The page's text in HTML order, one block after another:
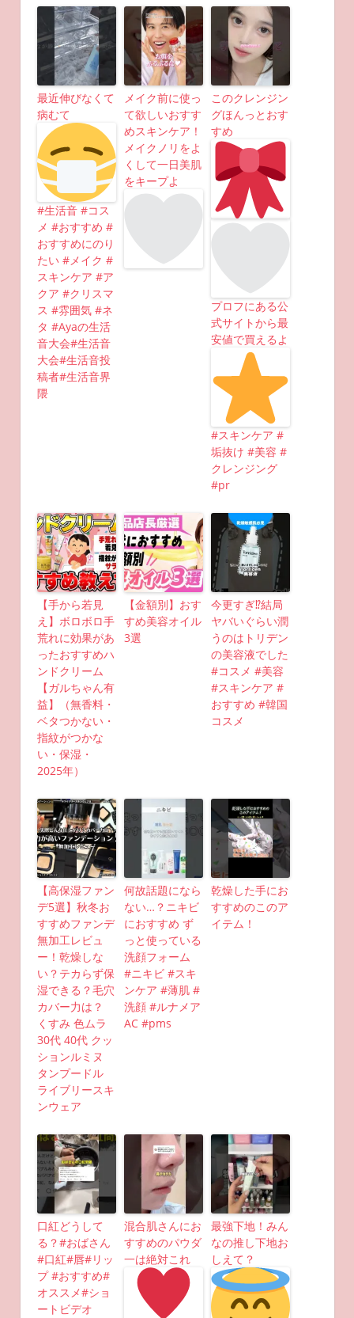
最近伸びなくて
病むて
#生活音 #コス
メ #おすすめ #
おすすめにのり
たい #メイク #
スキンケア #ア
クア #クリスマ
ス #雰囲気 #ネ
タ #Ayaの生活
音大会#生活音
大会#生活音投
稿者#生活音界
隈
メイク前に使っ
て欲しいおすす
めスキンケア！
メイクノリをよ
くして一日美肌
をキープよ
このクレンジン
グほんっとおす
すめ
プロフにある公
式サイトから最
安値で買えるよ
#スキンケア #
垢抜け #美容 #
クレンジング
#pr
【手から若見
え】ボロボロ手
荒れに効果があ
ったおすすめハ
ンドクリーム
【ガルちゃん有
益】（無香料・
ベタつかない・
指紋がつかな
い・保湿・
2025年）
【金額別】おす
すめ美容オイル
3選
今更すぎ⁉︎結局
ヤバいぐらい潤
うのはトリデン
の美容液でした
#コスメ #美容
#スキンケア #
おすすめ #韓国
コスメ
【高保湿ファン
デ5選】秋冬お
すすめファンデ
無加工レビュ
ー！乾燥しな
い？テカらず保
湿できる？毛穴
カバー力は？
くすみ 色ムラ
30代 40代 クッ
ションルミヌ
タンプードル
ライブリースキ
ンウェア
何故話題になら
ない…？ニキビ
におすすめ ず
っと使っている
洗顔フォーム
#ニキビ #スキ
ンケア #薄肌 #
洗顔 #ルナメア
AC #pms
乾燥した手にお
すすめのこのア
イテム！
口紅どうして
る？#おばさん
#口紅#唇#リッ
プ #おすすめ#
オススメ#ショ
ートビデオ
混合肌さんにお
すすめのパウダ
一は絶対これ
最強下地！みん
なの推し下地お
しえて？